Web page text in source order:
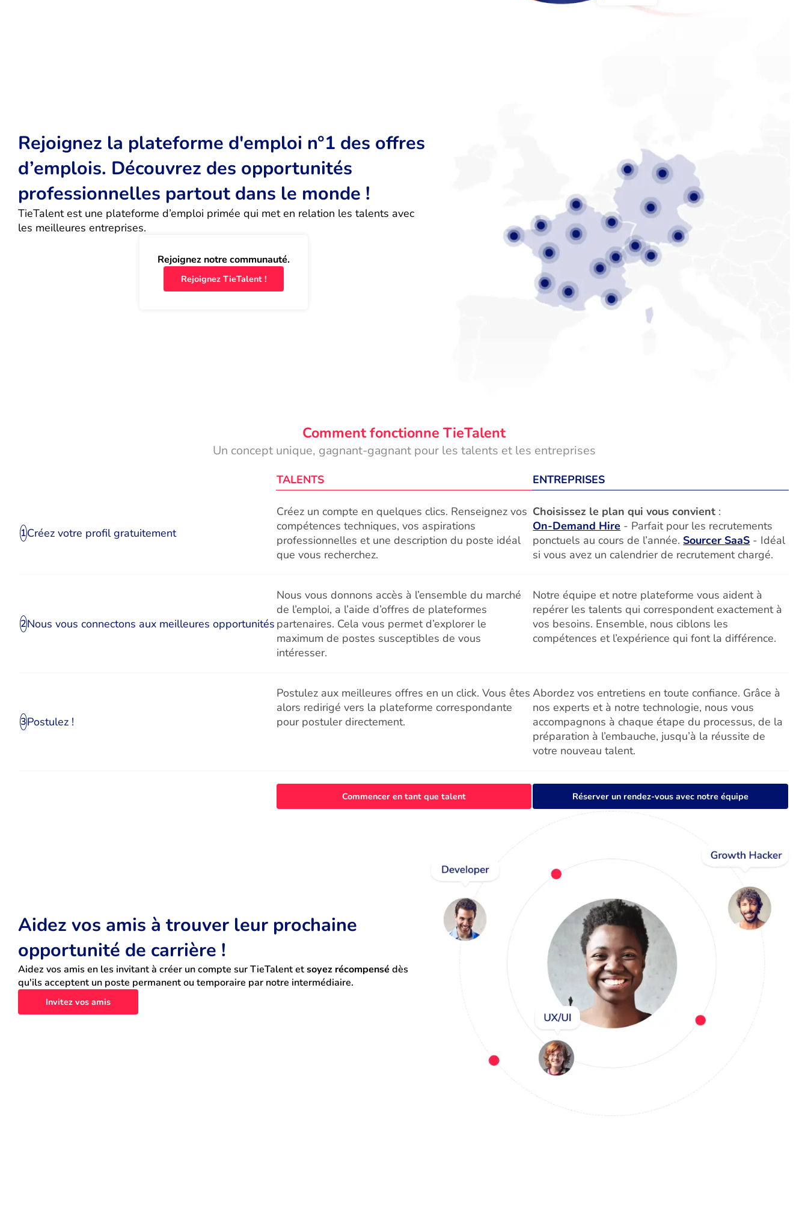
Rejoignez la plateforme d'emploi n°1 des offres
d’emplois. Découvrez des opportunités
professionnelles partout dans le monde !
TieTalent est une plateforme d’emploi primée qui met en relation les talents avec
les meilleures entreprises.
Rejoignez notre communauté.
Rejoignez TieTalent !
Comment fonctionne TieTalent
Un concept unique, gagnant-gagnant pour les talents et les entreprises
TALENTS ENTREPRISES
1Créez votre profil gratuitement
Créez un compte en quelques clics. Renseignez vos
compétences techniques, vos aspirations
professionnelles et une description du poste idéal
que vous recherchez.
Choisissez le plan qui vous convient :
On-Demand Hire - Parfait pour les recrutements
ponctuels au cours de l’année. Sourcer SaaS - Idéal
si vous avez un calendrier de recrutement chargé.
2Nous vous connectons aux meilleures opportunités
Nous vous donnons accès à l’ensemble du marché
de l’emploi, a l’aide d’offres de plateformes
partenaires. Cela vous permet d’explorer le
maximum de postes susceptibles de vous
intéresser.
Notre équipe et notre plateforme vous aident à
repérer les talents qui correspondent exactement à
vos besoins. Ensemble, nous ciblons les
compétences et l’expérience qui font la différence.
3Postulez !
Postulez aux meilleures offres en un click. Vous êtes
alors redirigé vers la plateforme correspondante
pour postuler directement.
Abordez vos entretiens en toute confiance. Grâce à
nos experts et à notre technologie, nous vous
accompagnons à chaque étape du processus, de la
préparation à l’embauche, jusqu’à la réussite de
votre nouveau talent.
Commencer en tant que talent Réserver un rendez-vous avec notre équipe
Aidez vos amis à trouver leur prochaine
opportunité de carrière !
Aidez vos amis en les invitant à créer un compte sur TieTalent et soyez récompensé dès
qu'ils acceptent un poste permanent ou temporaire par notre intermédiaire.
Invitez vos amis